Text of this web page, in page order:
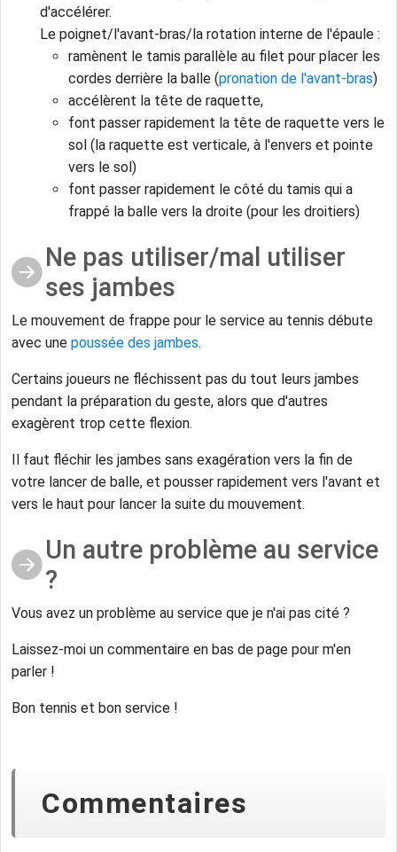
d'accélérer.
Le poignet/l'avant-bras/la rotation interne de l'épaule :
ramènent le tamis parallèle au filet pour placer les
cordes derrière la balle (pronation de l'avant-bras)
accélèrent la tête de raquette,
font passer rapidement la tête de raquette vers le
sol (la raquette est verticale, à l'envers et pointe
vers le sol)
font passer rapidement le côté du tamis qui a
frappé la balle vers la droite (pour les droitiers)
Ne pas utiliser/mal utiliser
ses jambes
Le mouvement de frappe pour le service au tennis débute
avec une poussée des jambes.
Certains joueurs ne fléchissent pas du tout leurs jambes
pendant la préparation du geste, alors que d'autres
exagèrent trop cette flexion.
Il faut fléchir les jambes sans exagération vers la fin de
votre lancer de balle, et pousser rapidement vers l'avant et
vers le haut pour lancer la suite du mouvement.
Un autre problème au service
?
Vous avez un problème au service que je n'ai pas cité ?
Laissez-moi un commentaire en bas de page pour m'en
parler !
Bon tennis et bon service !
Commentaires